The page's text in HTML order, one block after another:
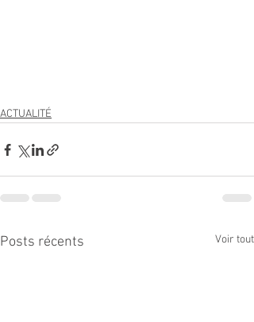
ACTUALITÉ
Posts récents Voir tout